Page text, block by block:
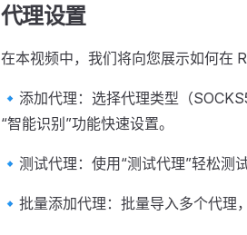
代理设置
在本视频中，我们将向您展示如何在
🔹添加代理：选择代理类型（
“智能识别”功能快速设置。
🔹测试代理：使用“测试代理”轻松测
🔹批量添加代理：批量导入多个代理